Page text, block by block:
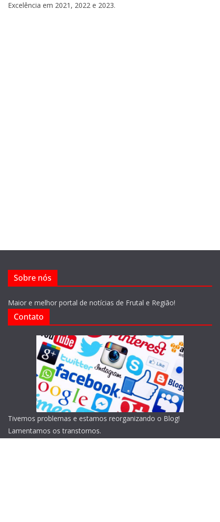
Excelência em 2021, 2022 e 2023.
Sobre nós
Maior e melhor portal de notícias de Frutal e Região!
Contato
Tivemos problemas e estamos reorganizando o Blog!
Lamentamos os transtornos.